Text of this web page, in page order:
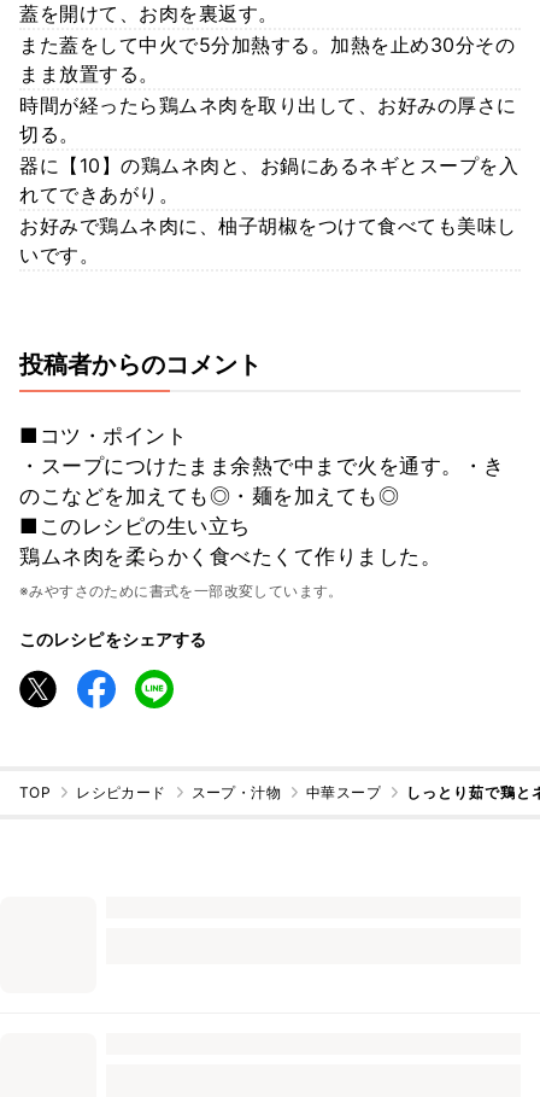
蓋を開けて、お肉を裏返す。
また蓋をして中火で5分加熱する。加熱を止め30分その
まま放置する。
時間が経ったら鶏ムネ肉を取り出して、お好みの厚さに
切る。
器に【10】の鶏ムネ肉と、お鍋にあるネギとスープを入
れてできあがり。
お好みで鶏ムネ肉に、柚子胡椒をつけて食べても美味し
いです。
投稿者からのコメント
■コツ・ポイント
・スープにつけたまま余熱で中まで火を通す。・き
のこなどを加えても◎・麺を加えても◎
■このレシピの生い立ち
鶏ムネ肉を柔らかく食べたくて作りました。
※みやすさのために書式を一部改変しています。
このレシピをシェアする
TOP レシピカード スープ・汁物 中華スープ しっとり茹で鶏と